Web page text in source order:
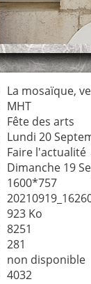
La mosaïque,
MHT
Fête des arts
Lundi 20
Faire l'actualité
Dimanche 19
1600*757
923 Ko
8251
281
non disponible
4032